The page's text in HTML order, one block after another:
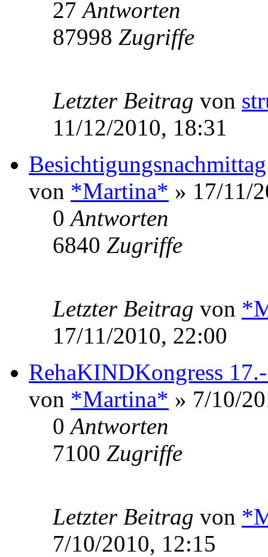
27Antworten
87998 Zugriffe
Letzter Beitrag von
11/12/2010, 18:31
von *Martina* » 17/11/
0Antworten
6840 Zugriffe
Letzter Beitrag von
17/11/2010, 22:00
RehaKINDKongress
von *Martina* » 7/10/
0Antworten
7100 Zugriffe
Letzter Beitrag von
7/10/2010, 12:15